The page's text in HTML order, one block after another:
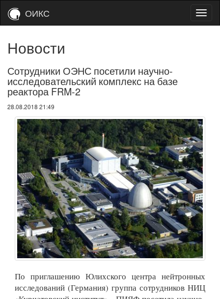
ОИКС
Новости
Сотрудники ОЭНС посетили научно-
исследовательский комплекс на базе
реактора FRM-2
28.08.2018 21:49
По приглашению Юлихского центра нейтронных
исследований (Германия) группа сотрудников НИЦ